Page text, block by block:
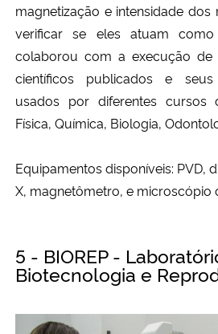
magnetização e intensidade
verificar se eles atuam
colaborou com a execução
científicos publicados e
usados por diferentes cursos
Física, Química, Biologia,
Equipamentos disponíveis: PVD,
X, magnetômetro, e microscópio
5 - BIOREP -
Biotecnologia e